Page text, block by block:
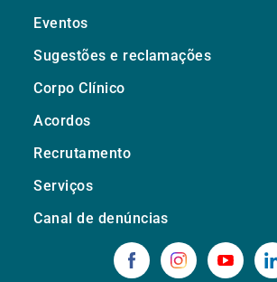
Eventos
Sugestões e reclamações
Corpo Clínico
Acordos
Recrutamento
Serviços
Canal de denúncias